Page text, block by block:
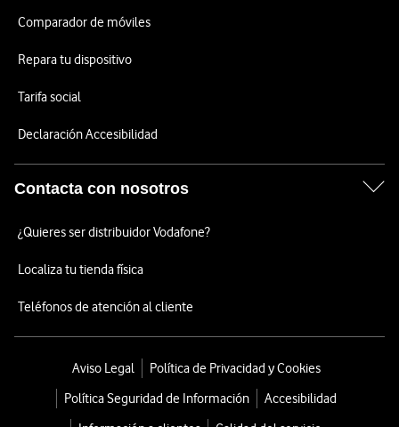
Comparador de móviles
Repara tu dispositivo
Tarifa social
Declaración Accesibilidad
Contacta con nosotros
¿Quieres ser distribuidor Vodafone?
Localiza tu tienda física
Teléfonos de atención al cliente
Aviso Legal
Política de Privacidad y Cookies
Política Seguridad de Información
Accesibilidad